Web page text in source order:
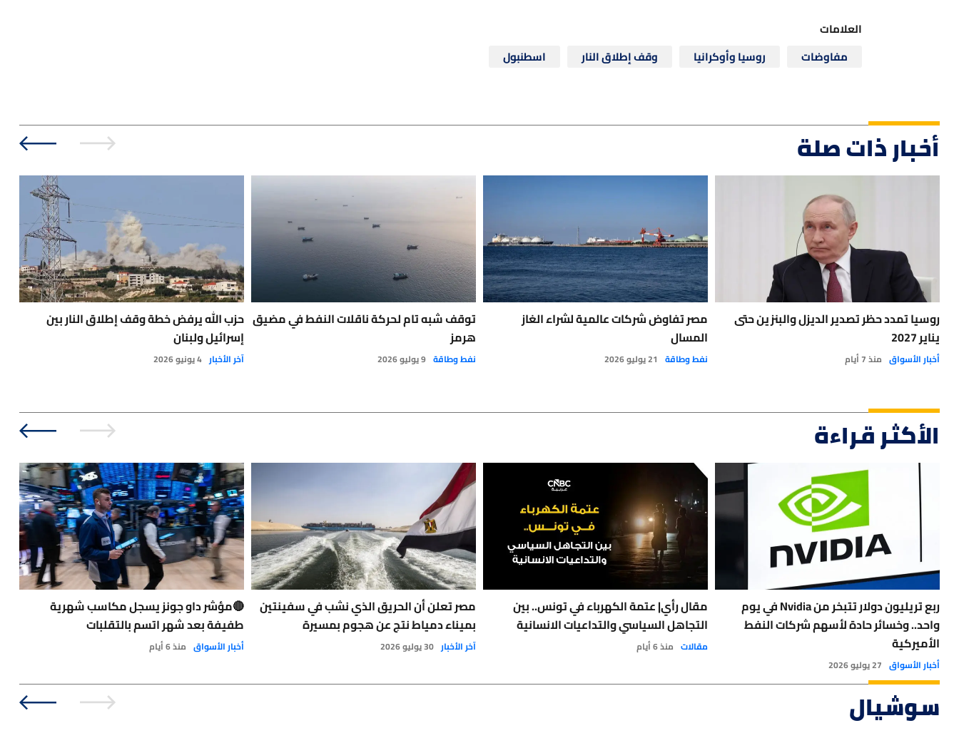
العلامات
مفاوضات
روسيا وأوكرانيا وقف إطلاق النار اسطنبول
أخبار ذات صلة
روسيا تمدد حظر تصدير الديزل والبنزين حتى
يناير 2027
أخبار الأسواق منذ 7 أيام
مصر تفاوض شركات عالمية لشراء الغاز
المسال
نفط وطاقة 21 يوليو 2026
توقف شبه تام لحركة ناقلات النفط في مضيق
هرمز
نفط وطاقة 9 يوليو 2026
حزب الله يرفض خطة وقف إطلاق النار بين
إسرائيل ولبنان
آخر الأخبار 4 يونيو 2026
الأكثر قراءة
ربع تريليون دولار تتبخر من Nvidia في يوم
واحد.. وخسائر حادة لأسهم شركات النفط
الأميركية
أخبار الأسواق 27 يوليو 2026
مقال رأي| عتمة الكهرباء في تونس.. بين
التجاهل السياسي والتداعيات الانسانية
مقالات منذ 6 أيام
مصر تعلن أن الحريق الذي نشب في سفينتين
بميناء دمياط نتج عن هجوم بمسيرة
آخر الأخبار 30 يوليو 2026
🔴مؤشر داو جونز يسجل مكاسب شهرية
طفيفة بعد شهر اتسم بالتقلبات
أخبار الأسواق منذ 6 أيام
سوشيال